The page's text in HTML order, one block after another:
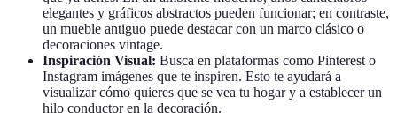
elegantes y gráficos abstractos pueden funcionar; en contraste,
un mueble antiguo puede destacar con un marco clásico o
decoraciones vintage.
Inspiración Visual: Busca en plataformas como Pinterest o
Instagram imágenes que te inspiren. Esto te ayudará a
visualizar cómo quieres que se vea tu hogar y a establecer un
hilo conductor en la decoración.